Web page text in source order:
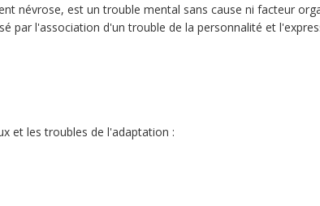
névrose, est un trouble mental sans cause ni facteur
par l'association d'un trouble de la personnalité et
et les troubles de l'adaptation :